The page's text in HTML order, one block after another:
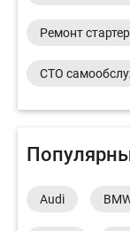
Ремонт
СТО
Audi